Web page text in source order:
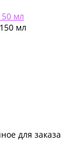
мл
мл
для заказа